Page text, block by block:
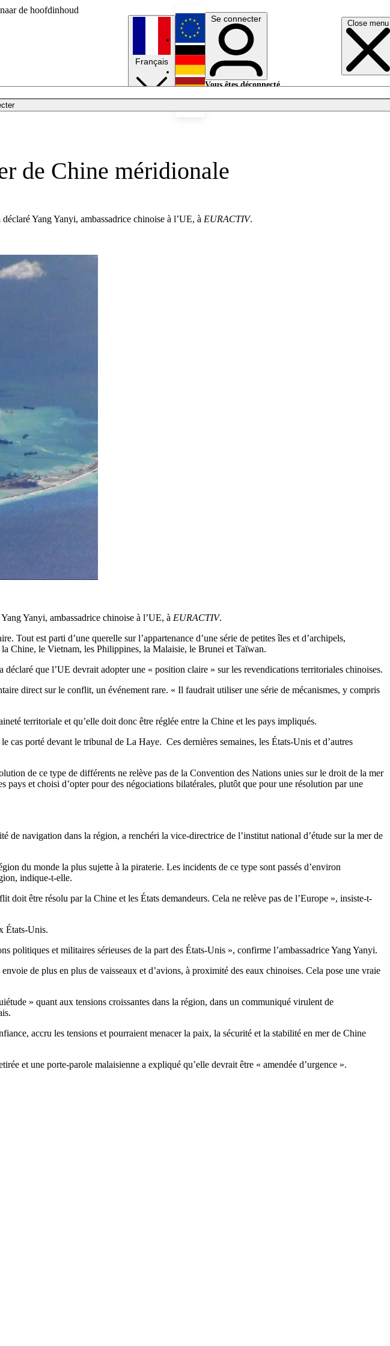
de hoofdinhoud
Close menu
Français
English
Deutsch
Se connecter
Vous êtes déconnecté.
de Chine méridionale
Yang Yanyi, ambassadrice chinoise à l’UE, à EURACTIV.
Yanyi, ambassadrice chinoise à l’UE, à EURACTIV.
Tout est parti d’une querelle sur l’appartenance d’une série de petites îles et d’archipels,
Chine, le Vietnam, les Philippines, la Malaisie, le Brunei et Taïwan.
que l’UE devrait adopter une « position claire » sur les revendications territoriales chinoises.
direct sur le conflit, un événement rare. « Il faudrait utiliser une série de mécanismes, y compris
territoriale et qu’elle doit donc être réglée entre la Chine et les pays impliqués.
cas porté devant le tribunal de La Haye. Ces dernières semaines, les États-Unis et d’autres
de ce type de différents ne relève pas de la Convention des Nations unies sur le droit de la mer
et choisi d’opter pour des négociations bilatérales, plutôt que pour une résolution par une
de navigation dans la région, a renchéri la vice-directrice de l’institut national d’étude sur la mer de
du monde la plus sujette à la piraterie. Les incidents de ce type sont passés d’environ
indique-t-elle.
doit être résolu par la Chine et les États demandeurs. Cela ne relève pas de l’Europe », insiste-t-
États-Unis.
politiques et militaires sérieuses de la part des États-Unis », confirme l’ambassadrice Yang Yanyi.
de plus en plus de vaisseaux et d’avions, à proximité des eaux chinoises. Cela pose une vraie
» quant aux tensions croissantes dans la région, dans un communiqué virulent de
accru les tensions et pourraient menacer la paix, la sécurité et la stabilité en mer de Chine
et une porte-parole malaisienne a expliqué qu’elle devrait être « amendée d’urgence ».